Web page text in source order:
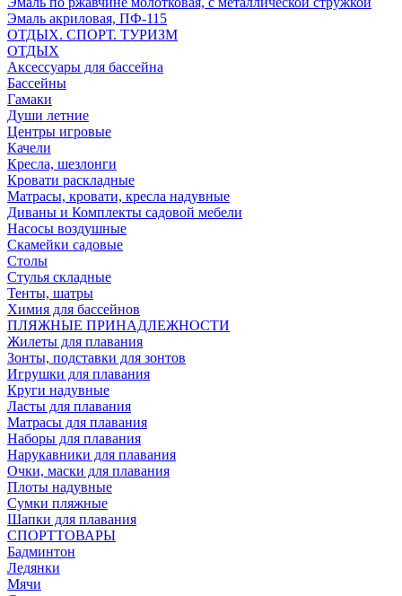
Эмаль акриловая, ПФ-115
ОТДЫХ. СПОРТ. ТУРИЗМ
ОТДЫХ
Аксессуары для бассейна
Бассейны
Гамаки
Души летние
Центры игровые
Качели
Кресла, шезлонги
Кровати раскладные
Матрасы, кровати, кресла надувные
Диваны и Комплекты садовой мебели
Насосы воздушные
Скамейки садовые
Столы
Стулья складные
Тенты, шатры
Химия для бассейнов
ПЛЯЖНЫЕ ПРИНАДЛЕЖНОСТИ
Жилеты для плавания
Зонты, подставки для зонтов
Игрушки для плавания
Круги надувные
Ласты для плавания
Матрасы для плавания
Наборы для плавания
Нарукавники для плавания
Очки, маски для плавания
Плоты надувные
Сумки пляжные
Шапки для плавания
СПОРТТОВАРЫ
Бадминтон
Ледянки
Мячи